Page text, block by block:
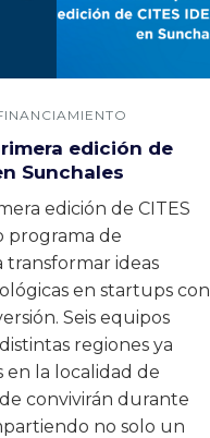
edición de
Sunchales
edición de CITES
programa de
transformar ideas
en startups con
Seis equipos
regiones ya
en la localidad de
convivirán durante
no solo un